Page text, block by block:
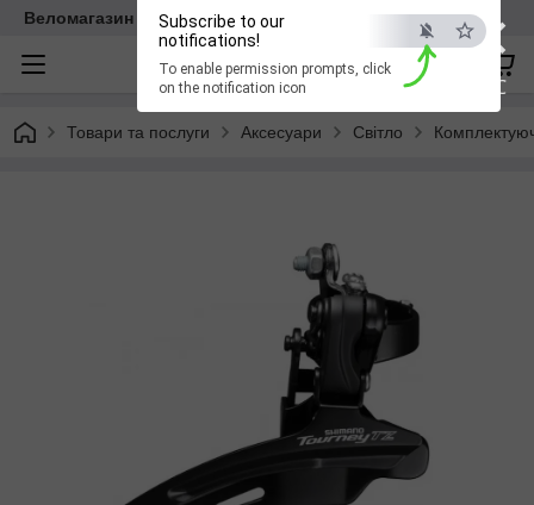
×
ESC
Subscribe to our
notifications!
To enable permission prompts, click
on the notification icon
Веломагазин EasyBike
Товари та послуги Аксесуари Світло